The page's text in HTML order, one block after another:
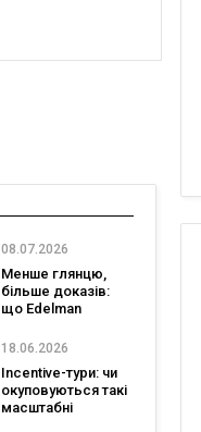
08.07.2026
Менше глянцю,
більше доказів:
що Edelman
змінює для
18.06.2026
Incentive-тури: чи
окуповуються такі
масштабні